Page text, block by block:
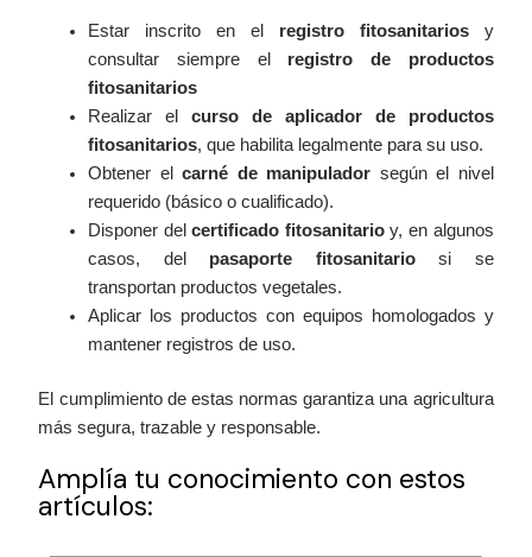
Estar inscrito en el registro fitosanitariosy
consultar siempre el registro de productos
fitosanitarios
Realizar elcurso de aplicador de productos
fitosanitarios, que habilita legalmente para su uso.
Obtener elcarné de manipulador según el nivel
requerido (básico o cualificado).
Disponer delcertificado fitosanitarioy, en algunos
casos, del pasaporte fitosanitariosi se
transportan productos vegetales.
Aplicar los productos con equipos homologados y
mantener registros de uso.
El cumplimiento de estas normas garantiza una agricultura
más segura, trazable y responsable.
Amplía tu conocimiento con estos
artículos: